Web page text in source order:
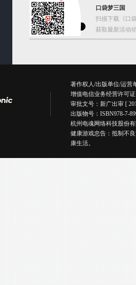
口袋梦三国
扫描下载《口
获取最新活动
著作权人/出版单位/运营
增值电信业务经营许可
审批文号：新广出审 [
出版物号：ISBN978-7-
杭州电魂网络科技股份有
健康游戏忠告：抵制不
康生活。